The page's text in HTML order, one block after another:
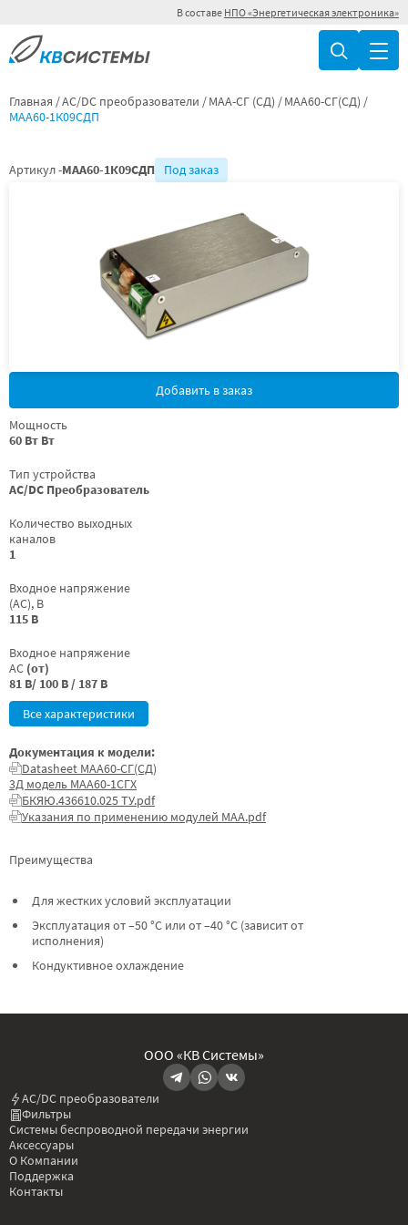
В составе НПО «Энергетическая электроника»
Главная AC/DC преобразователи МАА-СГ (СД)
МАА60-СГ(СД)
МАА60-1К09СДП
Артикул -МАА60-1К09СДП Под заказ
Добавить в заказ
Мощность
60 Вт Вт
Тип устройства
AC/DC Преобразователь
Количество выходных
каналов
1
Входное напряжение
(AC), В
115 В
Входное напряжение
AC (от)
81 В/ 100 В / 187 В
Все характеристики
Преимущества
Для жестких условий эксплуатации
Эксплуатация от –50 °C или от –40 °C (зависит от
исполнения)
Кондуктивное охлаждение
Документация к модели:
Datasheet МАА60-СГ(СД)
3Д модель МАА60-1СГХ
БКЯЮ.436610.025 ТУ.pdf
Указания по применению модулей МАА.pdf
ООО «КВ Системы»
AC/DC преобразователи
Фильтры
Системы беспроводной передачи энергии
Аксессуары
О Компании
Поддержка
Контакты